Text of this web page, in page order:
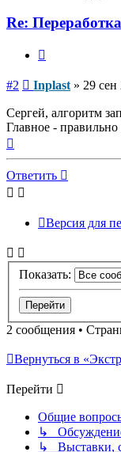
Re:
#2 Сообщение
Inplast » 29 сен
Сергей, алгоритм
Главное -
началу
Ответить
Версия для
Показать:
2 сообщения •
Вернуться в
Перейти
Общие
↳ Обсуждение
↳ Выставки,